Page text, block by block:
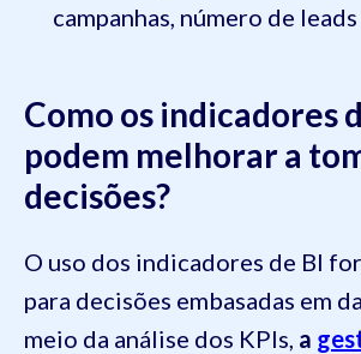
campanhas, número de leads
Como os indicadores
podem melhorar a
decisões?
O uso dos indicadores de BI
para decisões embasadas em
meio da análise dos KPIs, a